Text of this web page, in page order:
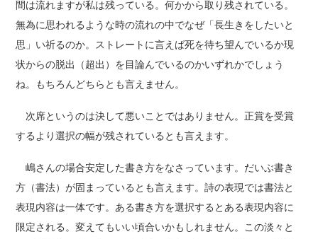
間は流れますが私は残っている。何かから取り残されている。
無為に思われるような時の流れの中でなぜ「長生きをしたいと
思」い祈るのか。ストレートに言えば死を待ち望んでいるか現
状からの脱出（超出）を目論んでいるのかいずれかでしょう
ね。もちろんどちらとも言えません。
次席というのは決して悪いことではありません。正賞を受賞
するより選択の幅が残されているとも言えます。
嶋さんの場合安定した書き方をなさっています。だいぶ書き
方（書法）が固まっているとも言えます。詩の表現では書法と
表現内容は一体です。ある書き方を選択するとある表現内容に
限定される。変えてもいい頃合いかもしれません。この淡々と